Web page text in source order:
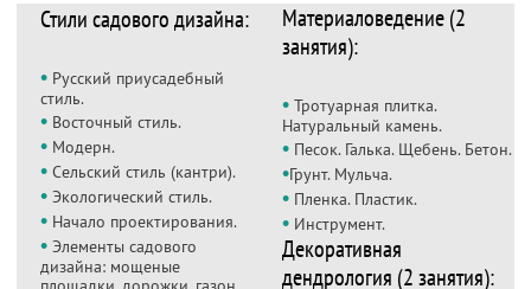
Стили садового дизайна:
• Русский приусадебный
стиль.
• Восточный стиль.
• Модерн.
• Сельский стиль (кантри).
• Экологический стиль.
• Начало проектирования.
• Элементы садового
дизайна: мощеные
Материаловедение (2
занятия):
• Тротуарная плитка.
Натуральный камень.
• Песок. Галька. Щебень. Бетон.
•Грунт. Мульча.
• Пленка. Пластик.
• Инструмент.
Декоративная
дендрология (2 занятия):